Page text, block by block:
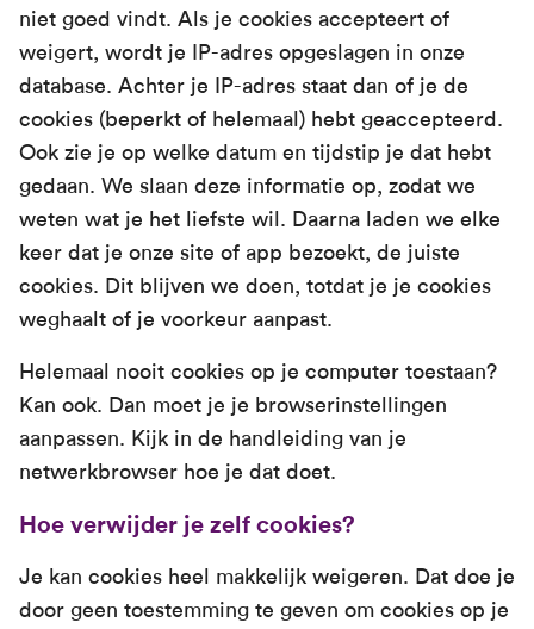
niet goed vindt. Als je cookies accepteert of
weigert, wordt je IP-adres opgeslagen in onze
database. Achter je IP-adres staat dan of je de
cookies (beperkt of helemaal) hebt geaccepteerd.
Ook zie je op welke datum en tijdstip je dat hebt
gedaan. We slaan deze informatie op, zodat we
weten wat je het liefste wil. Daarna laden we elke
keer dat je onze site of app bezoekt, de juiste
cookies. Dit blijven we doen, totdat je je cookies
weghaalt of je voorkeur aanpast.
Helemaal nooit cookies op je computer toestaan?
Kan ook. Dan moet je je browserinstellingen
aanpassen. Kijk in de handleiding van je
netwerkbrowser hoe je dat doet.
Hoe verwijder je zelf cookies?
Je kan cookies heel makkelijk weigeren. Dat doe je
door geen toestemming te geven om cookies op je